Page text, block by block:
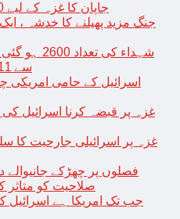
جاپان کا غزہ کے لیے 10 ملین ڈالر امداد کا اعلان
جنگ مزید پھیلنے کا خدشہ ،
شہداء کی
سے 11 لاکھ فلسطینیوں کا انخلاء
غزہ پر قبضہ کرنا اسرائیل
فصلوں پر چھڑکے
صلاحیت کو متاثر
جب تک امریکا ہے اسرائیل